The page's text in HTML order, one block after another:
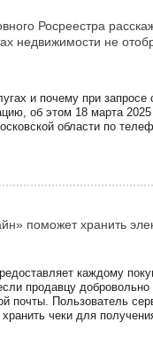
Росреестра
недвижимости не
и почему при запросе
об этом 18 марта 2025
области по
поможет хранить
каждому
продавцу
почты. Пользователь
чеки для